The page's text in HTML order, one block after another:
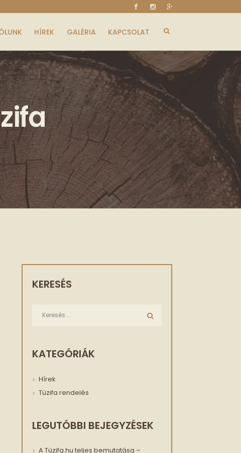
HÍREK GALÉRIA KAPCSOLAT
KERESÉS
KATEGÓRIÁK
Hírek
Tüzifa rendelés
LEGUTÓBBI BEJEGYZÉSEK
A Tüzifa.hu teljes bemutatása –